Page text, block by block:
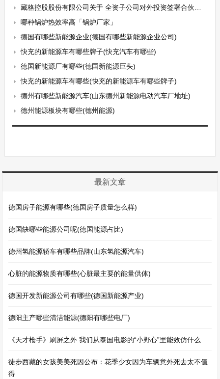
藏格控股股份有限公司关于 全资子公司对外投资签署合伙协议的公告
哪种锅炉热效率高「锅炉厂家」
德国有哪些新能源企业(德国有哪些新能源企业公司)
快充的新能源车有哪些牌子(快充汽车有哪些)
德国新能源厂有哪些(德国新能源巨头)
快充的新能源车有哪些(快充的新能源车有哪些牌子)
德州有哪些新能源汽车(山东德州新能源电动汽车厂地址)
德州能源板块有哪些(德州能源)
最新文章
德国房子能源有哪些(德国房子质量怎么样)
德国缺哪些能源公司呢(德国能源占比)
德州氢能源轿车有哪些品牌(山东氢能源汽车)
心脏的能源物质有哪些(心脏最主要的能量供体)
德国开发新能源公司有哪些(德国新能源产业)
德阳主产哪些清洁能源(德阳有哪些电厂)
《天才枪手》刷屏之外 我们从泰国电影的“小野心”里能效仿什么
徒步西藏的女孩美美死因公布：花季少女因为车辆意外死去太不值
得